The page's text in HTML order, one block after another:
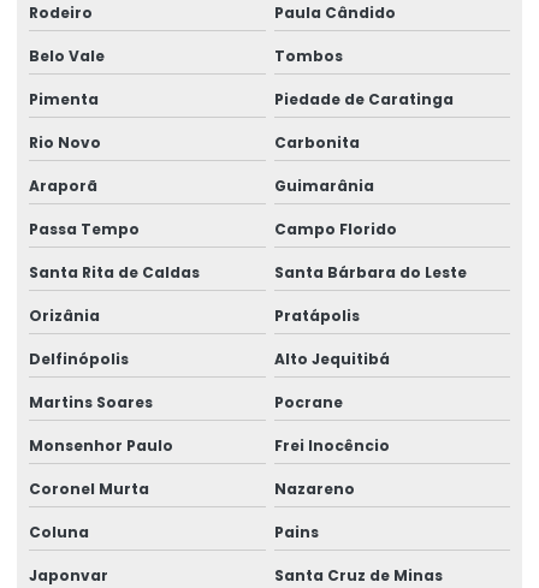
Rodeiro Paula Cândido
Belo Vale Tombos
Pimenta Piedade de Caratinga
Rio Novo Carbonita
Araporã Guimarânia
Passa Tempo Campo Florido
Santa Rita de Caldas Santa Bárbara do Leste
Orizânia Pratápolis
Delfinópolis Alto Jequitibá
Martins Soares Pocrane
Monsenhor Paulo Frei Inocêncio
Coronel Murta Nazareno
Coluna Pains
Japonvar Santa Cruz de Minas